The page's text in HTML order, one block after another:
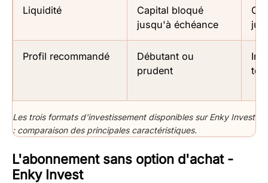
Liquidité
Capital bloqué
jusqu'à échéance
Profil recommandé
Débutant ou
prudent
Les trois formats d'investissement disponibles sur Enky Invest
: comparaison des principales caractéristiques.
L'abonnement sans option d'achat -
Enky Invest